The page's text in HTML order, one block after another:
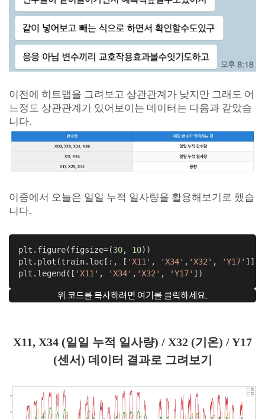
이전에 히트맵을 그려보고 상관관계가 낮지만 그래도 어
느정도 상관관계가 있어보이는 데이터는 다음과 같았습
니다.
이중에서 오늘은 일일 누적 일사량을 활용해보기로 했습
니다.
plt.figure(figsize=(30, 10))
plt.plot(train.loc[:, [ 'X11' , 'X34' , 'X32' , 'Y17'
plt.legend([ 'X11' , 'X34' , 'X32' , 'Y17' ])
위 코드를 복사하려면 여기를 클릭하세요.
X11, X34 (일일 누적 일사량) / X32 (기온) / Y17
(센서) 데이터 결과로 그려보기